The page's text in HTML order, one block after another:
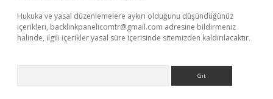
Hukuka ve yasal düzenlemelere aykırı olduğunu düşündüğünüz
içerikleri, backlinkpanelicomtr@gmail.com adresine bildirmeniz
halinde, ilgili içerikler yasal süre içerisinde sitemizden kaldırılacaktır.